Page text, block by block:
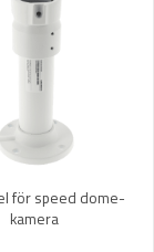
för speed dome-
kamera